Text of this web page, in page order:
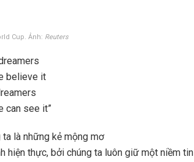
Cup. Ảnh: Reuters
believe it
can see it”
ta là những kẻ mộng mơ
hiện thực, bởi chúng ta luôn giữ một niềm tin